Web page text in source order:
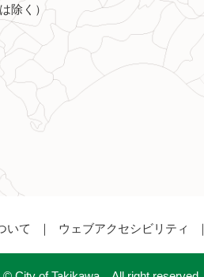
除く）
いて ウェブアクセシビリティ